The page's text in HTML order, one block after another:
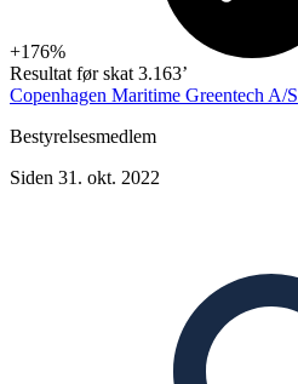
+176%
Resultat før skat 3.163’
Copenhagen Maritime Greentech A/S
Bestyrelsesmedlem
Siden 31. okt. 2022